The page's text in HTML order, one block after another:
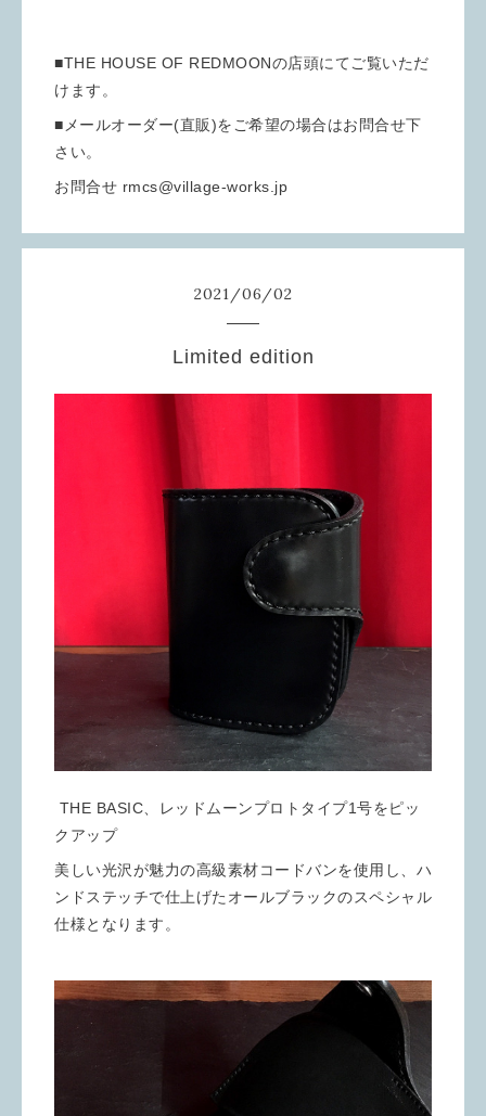
■THE HOUSE OF REDMOONの店頭にてご覧いただ
けます。
■メールオーダー(直販)をご希望の場合はお問合せ下
さい。
お問合せ rmcs@village-works.jp
2021 /06 /02
Limited edition
THE BASIC、レッドムーンプロトタイプ1号をピッ
クアップ
美しい光沢が魅力の高級素材コードバンを使用し、ハ
ンドステッチで仕上げたオールブラックのスペシャル
仕様となります。